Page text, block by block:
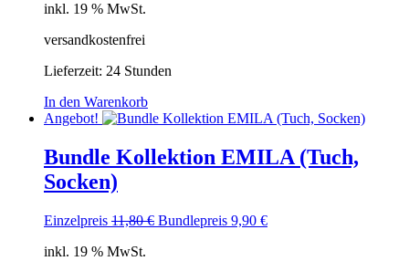
inkl. 19 % MwSt.
versandkostenfrei
Lieferzeit: 24 Stunden
In den Warenkorb
Angebot!
Bundle Kollektion EMILA (Tuch,
Socken)
Einzelpreis 11,80€ Ursprünglicher
Bundlepreis 9,90 €Aktueller
inkl. 19 % MwSt.